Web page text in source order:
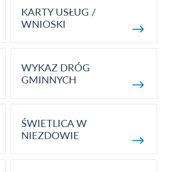
KARTY USŁUG /
WNIOSKI
WYKAZ DRÓG
GMINNYCH
ŚWIETLICA W
NIEZDOWIE